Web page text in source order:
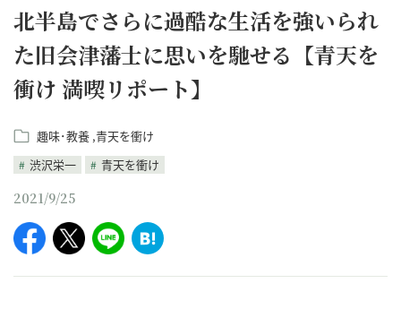
北半島でさらに過酷な生活を強いられ
た旧会津藩士に思いを馳せる【青天を
衝け 満喫リポート】
趣味･教養 青天を衝け
渋沢栄一
青天を衝け
2021/9/25